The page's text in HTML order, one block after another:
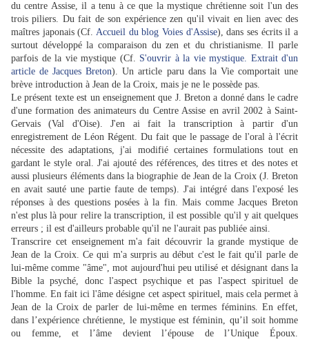
du centre Assise, il a tenu à ce que la mystique chrétienne soit l'un des
trois piliers. Du fait de son expérience zen qu'il vivait en lien avec des
maîtres japonais (Cf. Accueil du blog Voies d'Assise), dans ses écrits il a
surtout développé la comparaison du zen et du christianisme. Il parle
parfois de la vie mystique (Cf. S'ouvrir à la vie mystique. Extrait d'un
article de Jacques Breton). Un article paru dans la Vie comportait une
brève introduction à Jean de la Croix, mais je ne le possède pas.
Le présent texte est un enseignement que J. Breton a donné dans le cadre
d'une formation des animateurs du Centre Assise en avril 2002 à Saint-
Gervais (Val d'Oise). J'en ai fait la transcription à partir d'un
enregistrement de Léon Régent. Du fait que le passage de l'oral à l'écrit
nécessite des adaptations, j'ai modifié certaines formulations tout en
gardant le style oral. J'ai ajouté des références, des titres et des notes et
aussi plusieurs éléments dans la biographie de Jean de la Croix (J. Breton
en avait sauté une partie faute de temps). J'ai intégré dans l'exposé les
réponses à des questions posées à la fin. Mais comme Jacques Breton
n'est plus là pour relire la transcription, il est possible qu'il y ait quelques
erreurs ; il est d'ailleurs probable qu'il ne l'aurait pas publiée ainsi.
Transcrire cet enseignement m'a fait découvrir la grande mystique de
Jean de la Croix. Ce qui m'a surpris au début c'est le fait qu'il parle de
lui-même comme "âme", mot aujourd'hui peu utilisé et désignant dans la
Bible la psyché, donc l'aspect psychique et pas l'aspect spirituel de
l'homme. En fait ici l'âme désigne cet aspect spirituel, mais cela permet à
Jean de la Croix de parler de lui-même en termes féminins. En effet,
dans l’expérience chrétienne, le mystique est féminin, qu’il soit homme
ou femme, et l’âme devient l’épouse de l’Unique Époux.